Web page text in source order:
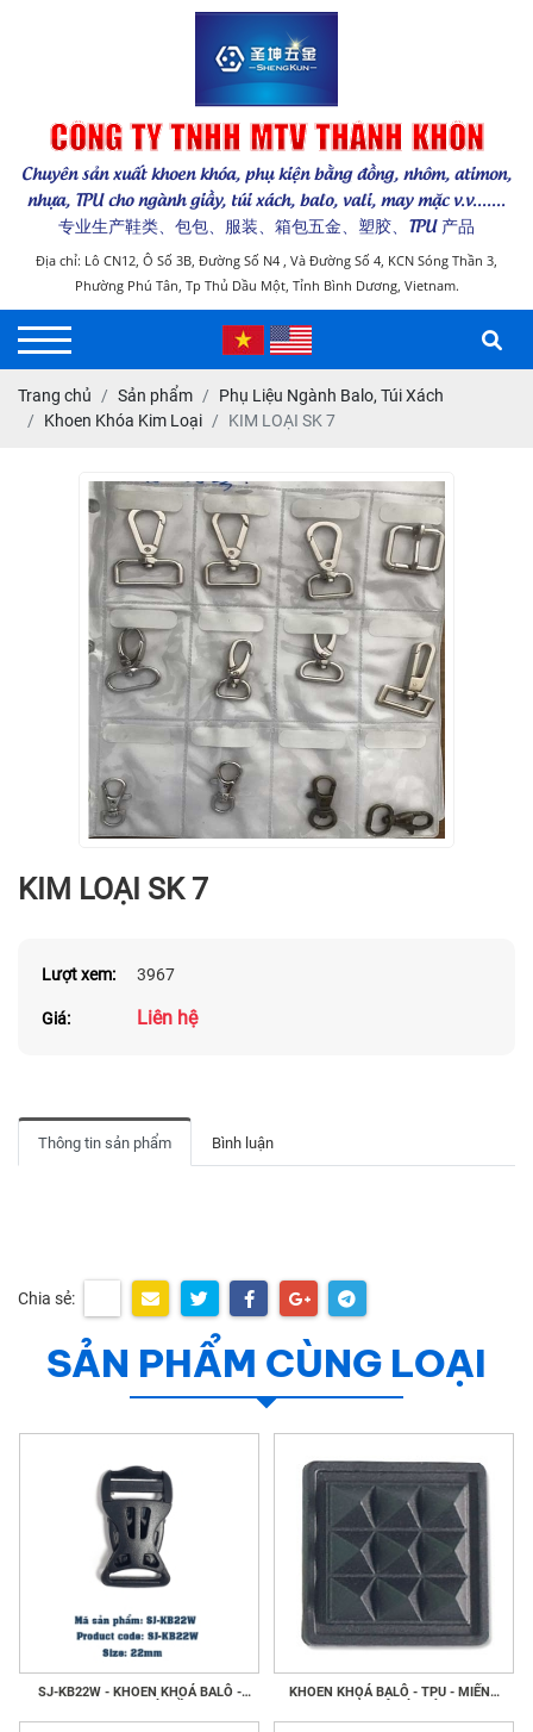
CÔNG TY TNHH MTV THÁNH KHÔN
Chuyên sản xuất khoen khóa, phụ kiện bằng đồng, nhôm, atimon,
nhựa, TPU cho ngành giầy, túi xách, balo, vali, may mặc v.v.......
专业生产鞋类、包包、服装、箱包五金、塑胶、TPU 产品
Địa chỉ: Lô CN12, Ô Số 3B, Đường Số N4 , Và Đường Số 4, KCN Sóng Thần 3,
Phường Phú Tân, Tp Thủ Dầu Một, Tỉnh Bình Dương, Vietnam.
Trang chủ Sản phẩm
Phụ Liệu Ngành Balo, Túi Xách
Khoen Khóa Kim Loại
KIM LOẠI SK 7
KIM LOẠI SK 7
Lượt xem: 3967
Giá: Liên hệ
Thông tin sản phẩm Bình luận
Chia sẻ:
SẢN PHẨM CÙNG LOẠI
SJ-KB22W - KHOEN KHOÁ BALÔ -
KHOEN KHOÁ BALÔ - TPU - MIẾNG